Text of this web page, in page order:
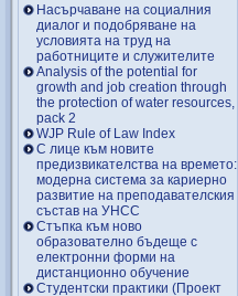
Насърчаване на социалния
диалог и подобряване на
условията на труд на
работниците и служителите
Analysis of the potential for
growth and job creation through
the protection of water resources,
pack 2
WJP Rule of Law Index
С лице към новите
предизвикателства на времето:
модерна система за кариерно
развитие на преподавателския
състав на УНСС
Стъпка към ново
образователно бъдеще с
електронни форми на
дистанционно обучение
Студентски практики (Проект